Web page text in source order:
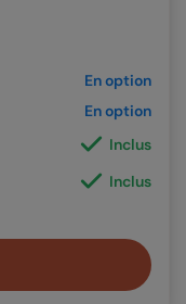
En option
En option
Inclus
Inclus